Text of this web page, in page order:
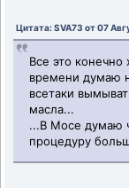
Цитата: SVA73 от 07
Все это
времени думаю
всетаки
масла...
...В Мосе думаю
процедуру